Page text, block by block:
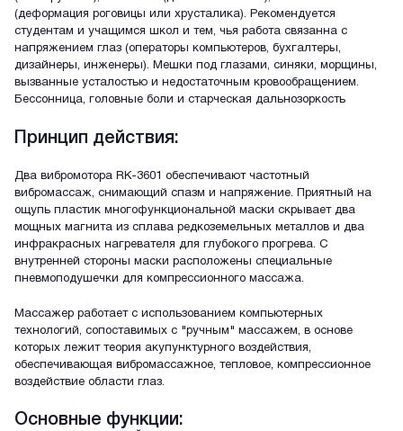
(деформация роговицы или хрусталика). Рекомендуется
студентам и учащимся школ и тем, чья работа связанна с
напряжением глаз (операторы компьютеров, бухгалтеры,
дизайнеры, инженеры). Мешки под глазами, синяки, морщины,
вызванные усталостью и недостаточным кровообращением.
Бессонница, головные боли и старческая дальнозоркость
Принцип действия:
Два вибромотора RK-3601 обеспечивают частотный
вибромассаж, снимающий спазм и напряжение. Приятный на
ощупь пластик многофункциональной маски скрывает два
мощных магнита из сплава редкоземельных металлов и два
инфракрасных нагревателя для глубокого прогрева. С
внутренней стороны маски расположены специальные
пневмоподушечки для компрессионного массажа.
Массажер работает с использованием компьютерных
технологий, сопоставимых с "ручным" массажем, в основе
которых лежит теория акупунктурного воздействия,
обеспечивающая вибромассажное, тепловое, компрессионное
воздействие области глаз.
Основные функции: